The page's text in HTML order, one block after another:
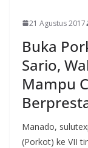
21 Agustus 2017
Buka
Sario,
Mampu
Manado,
(Porkot) ke VII